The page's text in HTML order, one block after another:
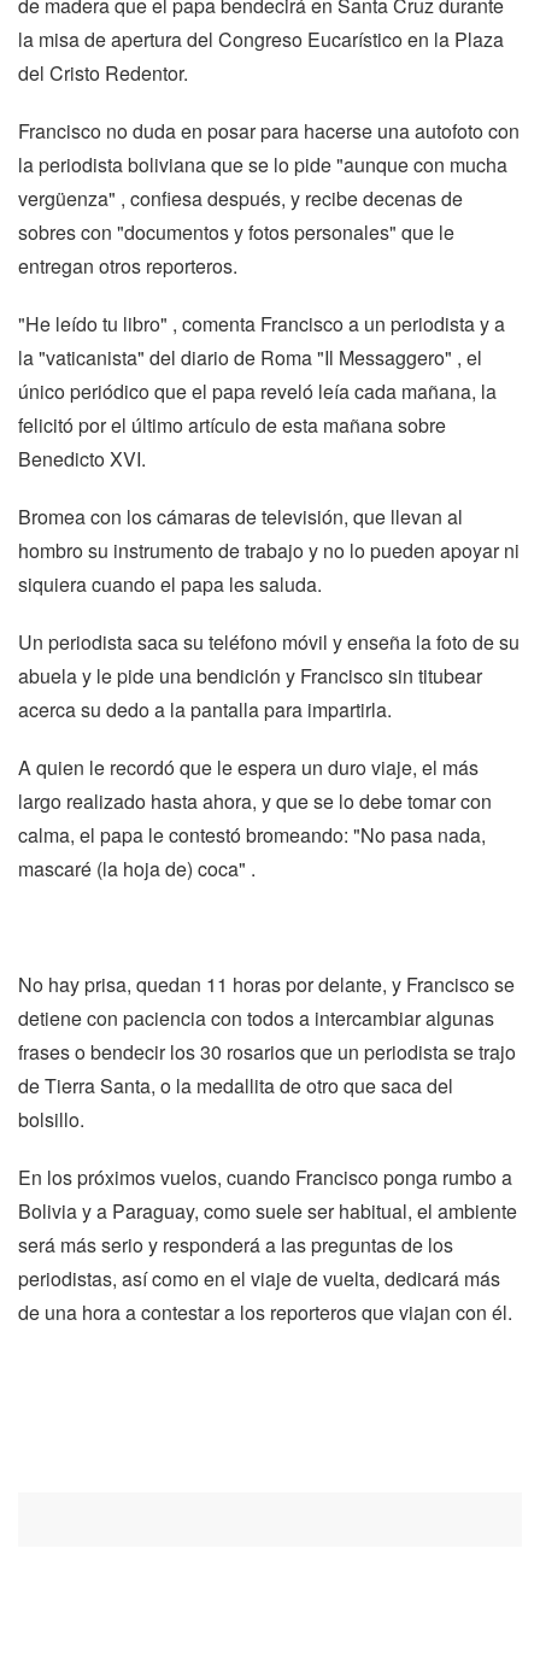
la misa de apertura del Congreso Eucarístico en la Plaza
del Cristo Redentor.
Francisco no duda en posar para hacerse una autofoto con
la periodista boliviana que se lo pide "aunque con mucha
vergüenza" , confiesa después, y recibe decenas de
sobres con "documentos y fotos personales" que le
entregan otros reporteros.
"He leído tu libro" , comenta Francisco a un periodista y a
la "vaticanista" del diario de Roma "Il Messaggero" , el
único periódico que el papa reveló leía cada mañana, la
felicitó por el último artículo de esta mañana sobre
Benedicto XVI.
Bromea con los cámaras de televisión, que llevan al
hombro su instrumento de trabajo y no lo pueden apoyar ni
siquiera cuando el papa les saluda.
Un periodista saca su teléfono móvil y enseña la foto de su
abuela y le pide una bendición y Francisco sin titubear
acerca su dedo a la pantalla para impartirla.
A quien le recordó que le espera un duro viaje, el más
largo realizado hasta ahora, y que se lo debe tomar con
calma, el papa le contestó bromeando: "No pasa nada,
mascaré (la hoja de) coca" .
No hay prisa, quedan 11 horas por delante, y Francisco se
detiene con paciencia con todos a intercambiar algunas
frases o bendecir los 30 rosarios que un periodista se trajo
de Tierra Santa, o la medallita de otro que saca del
bolsillo.
En los próximos vuelos, cuando Francisco ponga rumbo a
Bolivia y a Paraguay, como suele ser habitual, el ambiente
será más serio y responderá a las preguntas de los
periodistas, así como en el viaje de vuelta, dedicará más
de una hora a contestar a los reporteros que viajan con él.